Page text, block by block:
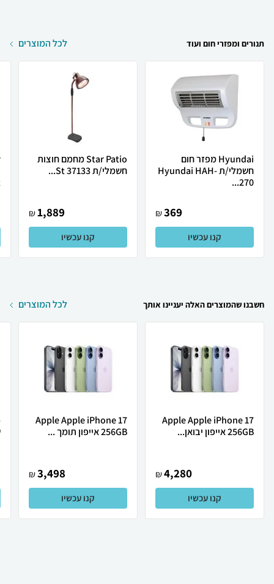
תנורים ומפזרי חום ועוד לכל המוצרים
Hyundai מפזר חום
חשמלי/ת Hyundai HAH-
270...
369
₪
קנו עכשיו
Star Patio ‏מחמם חוצות
‏חשמלי/ת 37133 St...
1,889
₪
קנו עכשיו
חשבנו שהמוצרים האלה יעניינו אותך לכל המוצרים
Apple Apple iPhone 17
256GB אייפון יבואן...
4,280
₪
קנו עכשיו
Apple Apple iPhone 17
256GB אייפון תומך ...
3,498
₪
קנו עכשיו